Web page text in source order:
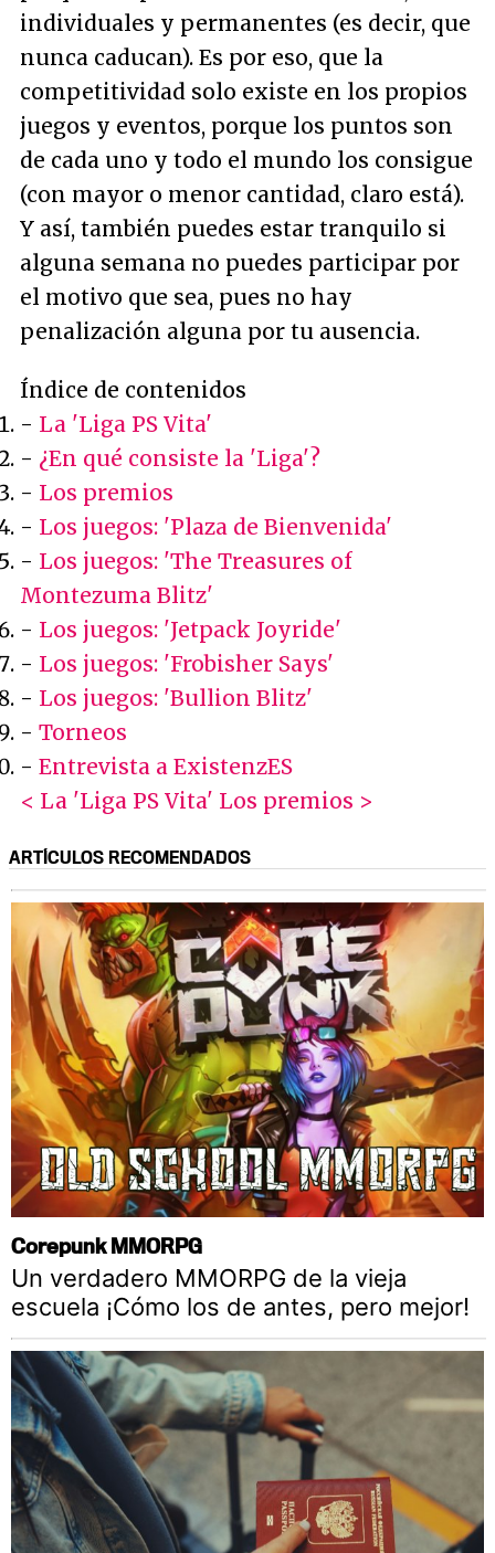
individuales y permanentes (es decir, que
nunca caducan). Es por eso, que la
competitividad solo existe en los propios
juegos y eventos, porque los puntos son
de cada uno y todo el mundo los consigue
(con mayor o menor cantidad, claro está).
Y así, también puedes estar tranquilo si
alguna semana no puedes participar por
el motivo que sea, pues no hay
penalización alguna por tu ausencia.
Índice de contenidos
- La 'Liga PS Vita'
- ¿En qué consiste la 'Liga'?
- Los premios
- Los juegos: 'Plaza de Bienvenida'
- Los juegos: 'The Treasures of
Montezuma Blitz'
- Los juegos: 'Jetpack Joyride'
- Los juegos: 'Frobisher Says'
- Los juegos: 'Bullion Blitz'
- Torneos
- Entrevista a ExistenzES
< La 'Liga PS Vita' Los premios >
ARTÍCULOS RECOMENDADOS
Corepunk MMORPG
Un verdadero MMORPG de la vieja
escuela ¡Cómo los de antes, pero mejor!